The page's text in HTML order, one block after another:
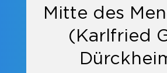
Mitte des
(Karlfried